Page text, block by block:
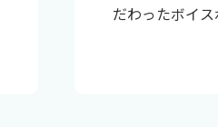
だわったボイ